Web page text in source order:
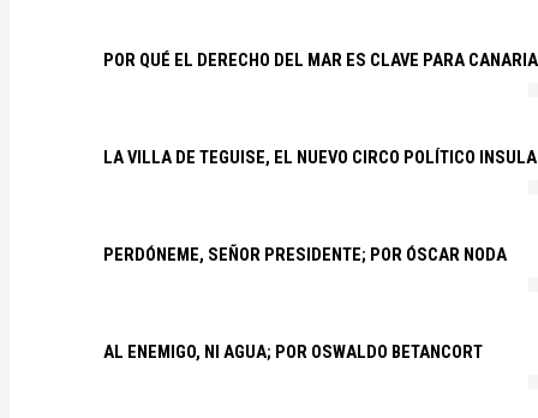
POR QUÉ EL DERECHO DEL MAR ES CLAVE PARA
LA VILLA DE TEGUISE, EL NUEVO CIRCO POLÍTICO
PERDÓNEME, SEÑOR PRESIDENTE; POR ÓSCAR NODA
AL ENEMIGO, NI AGUA; POR OSWALDO BETANCORT